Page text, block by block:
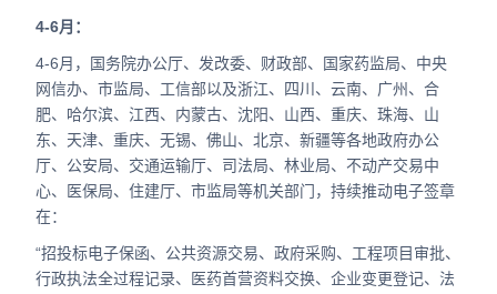
4-6月：
4-6月，国务院办公厅、发改委、财政部、国家药监局、中央
网信办、市监局、工信部以及浙江、四川、云南、广州、合
肥、哈尔滨、江西、内蒙古、沈阳、山西、重庆、珠海、山
东、天津、重庆、无锡、佛山、北京、新疆等各地政府办公
厅、公安局、交通运输厅、司法局、林业局、不动产交易中
心、医保局、住建厅、市监局等机关部门，持续推动电子签章
在：
“招投标电子保函、公共资源交易、政府采购、工程项目审批、
行政执法全过程记录、医药首营资料交换、企业变更登记、法